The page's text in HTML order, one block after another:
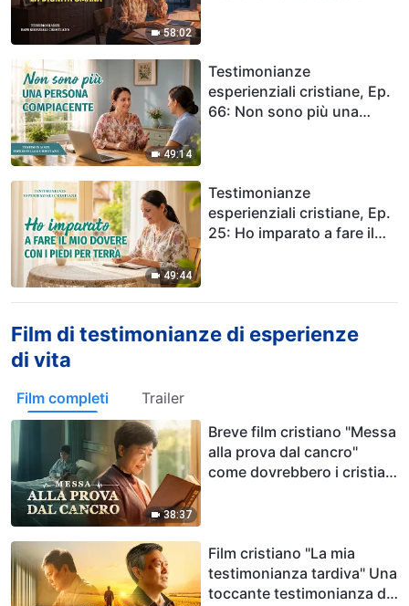
58:02
49:14
Testimonianze
esperienziali cristiane, Ep.
66: Non sono più una
49:44
Testimonianze
esperienziali cristiane, Ep.
25: Ho imparato a fare il
Film di testimonianze di esperienze
di vita
Film completi Trailer
38:37
Breve film cristiano "Messa
alla prova dal cancro"
come dovrebbero i cristiani
Film cristiano "La mia
testimonianza tardiva" Una
toccante testimonianza del